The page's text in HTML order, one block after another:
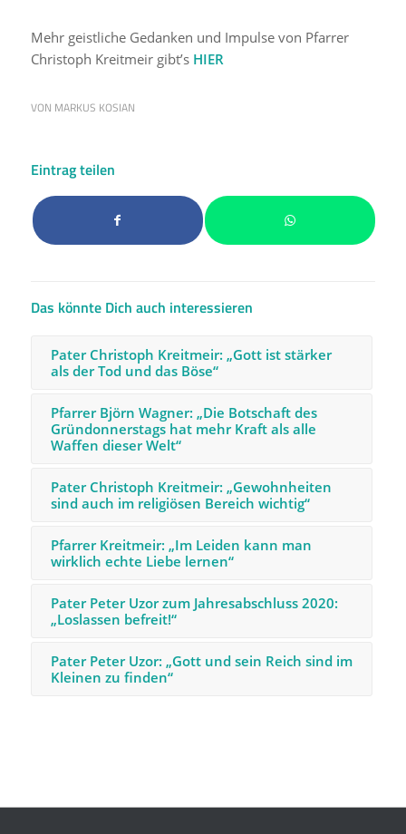
Mehr geistliche Gedanken und Impulse von Pfarrer
Christoph Kreitmeir gibt’s HIER
VON MARKUS KOSIAN
Eintrag teilen
Das könnte Dich auch interessieren
Pater Christoph Kreitmeir: „Gott ist stärker
als der Tod und das Böse“
Pfarrer Björn Wagner: „Die Botschaft des
Gründonnerstags hat mehr Kraft als alle
Waffen dieser Welt“
Pater Christoph Kreitmeir: „Gewohnheiten
sind auch im religiösen Bereich wichtig“
Pfarrer Kreitmeir: „Im Leiden kann man
wirklich echte Liebe lernen“
Pater Peter Uzor zum Jahresabschluss 2020:
„Loslassen befreit!“
Pater Peter Uzor: „Gott und sein Reich sind im
Kleinen zu finden“